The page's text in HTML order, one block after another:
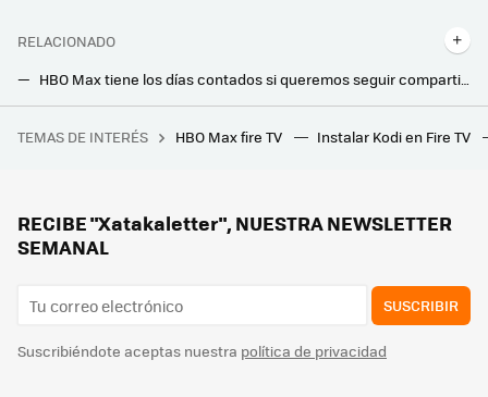
RELACIONADO
HBO Max tiene los días contados si queremos seguir compartiendo cuenta: en Max ocurrirá lo mismo que en Netflix y Disney+
Un usuario confía en Amazon para comprar una tarjeta gráfica de 1.800 euros y descubre más tarde que su paquete llegó vacío
TEMAS DE INTERÉS HBO Max fire TV Instalar Kodi en Fire TV
RECIBE "Xatakaletter", NUESTRA NEWSLETTER
SEMANAL
SUSCRIBIR
Suscribiéndote aceptas nuestra política de privacidad